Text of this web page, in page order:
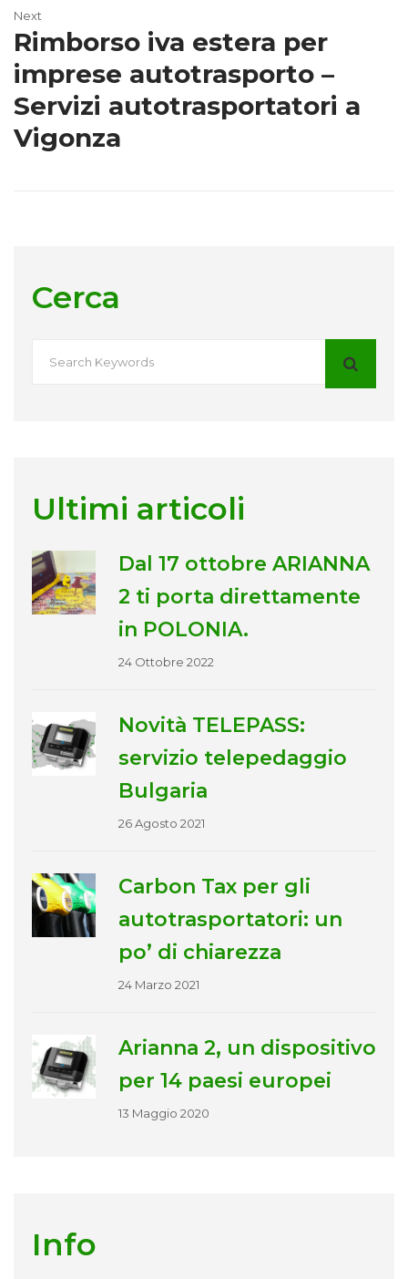
Next
Rimborso iva estera per
imprese autotrasporto –
Servizi autotrasportatori a
Vigonza
Cerca
Ultimi articoli
Dal 17 ottobre ARIANNA
2 ti porta direttamente
in POLONIA.
24 Ottobre 2022
Novità TELEPASS:
servizio telepedaggio
Bulgaria
26 Agosto 2021
Carbon Tax per gli
autotrasportatori: un
po’ di chiarezza
24 Marzo 2021
Arianna 2, un dispositivo
per 14 paesi europei
13 Maggio 2020
Info